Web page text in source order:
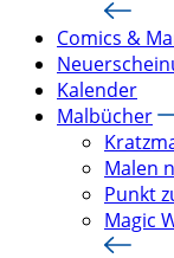
Comics &
Kalender
Malbücher
Malen
Punkt
Magic